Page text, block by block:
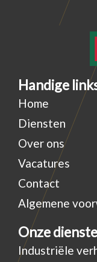
Handige
Home
Diensten
Over ons
Vacatures
Contact
Algemene
Onze
Industriële